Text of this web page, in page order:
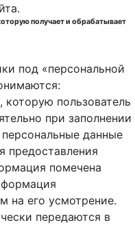
получает и обрабатывает
под «персональной
которую пользователь
при заполнении
данные
предоставления
помечена
на его усмотрение.
передаются в